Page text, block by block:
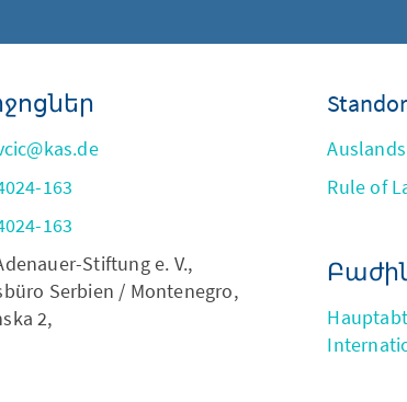
163
163
Stiftung e. V.,
Serbien / Montenegro,
2,
Rule of